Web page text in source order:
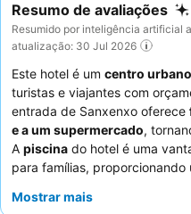
Resumo de avaliações
Resumido por inteligência artificial
atualização: 30 Jul 2026
Este hotel é um centro
turistas e viajantes com
entrada de Sanxenxo oferece
e a um supermercado,
A piscina do hotel é uma
para famílias,
atenciosoe o
Mostrar mais